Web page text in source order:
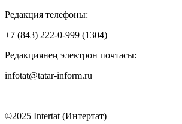
Редакция телефоны:
+7 (843) 222-0-999 (1304)
Редакциянең электрон почтасы:
infotat@tatar-inform.ru
©2025 Intertat (Интертат)